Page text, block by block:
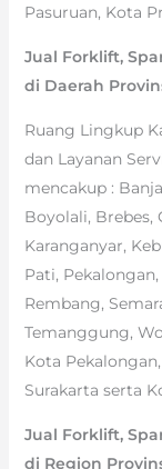
Pasuruan, Kota
Jual Forklift,
di Daerah
Ruang Lingkup
dan Layanan
mencakup :
Boyolali, Brebes,
Karanganyar,
Pati,
Rembang,
Temanggung,
Kota
Surakarta serta
Jual Forklift,
di Region